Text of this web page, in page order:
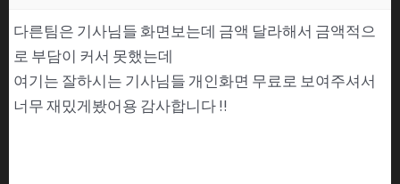
다른팀은 기사님들 화면보는데 금액 달라해서 금액적으
로 부담이 커서 못했는데
여기는 잘하시는 기사님들 개인화면 무료로 보여주셔서
너무 재밌게봤어용 감사합니다 !!